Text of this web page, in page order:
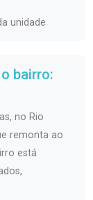
unidade
bairro:
no Rio
remonta ao
está